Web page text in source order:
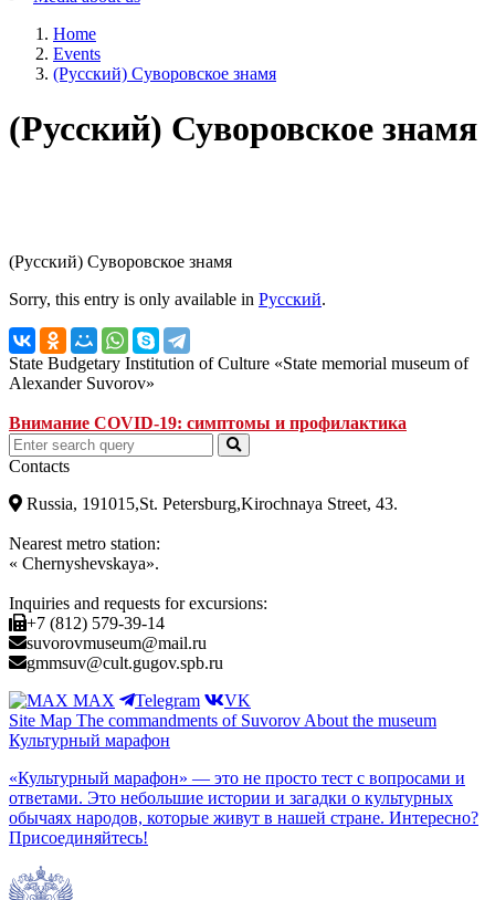
Home
Events
(Русский) Суворовское знамя
(Русский) Суворовское знамя
(Русский) Суворовское знамя
Sorry, this entry is only available in Русский.
State Budgetary Institution of Culture «State memorial museum of
Alexander Suvorov»
Внимание COVID-19: симптомы и профилактика
Contacts
Russia, 191015,St. Petersburg,Kirochnaya Street, 43.
Nearest metro station:
« Chernyshevskaya».
Inquiries and requests for excursions:
+7 (812) 579-39-14
suvorovmuseum@mail.ru
gmmsuv@cult.gugov.spb.ru
MAX
Telegram
VK
Site Map The commandments of Suvorov About the museum
Культурный марафон
«Культурный марафон» — это не просто тест с вопросами и
ответами. Это небольшие истории и загадки о культурных
обычаях народов, которые живут в нашей стране. Интересно?
Присоединяйтесь!